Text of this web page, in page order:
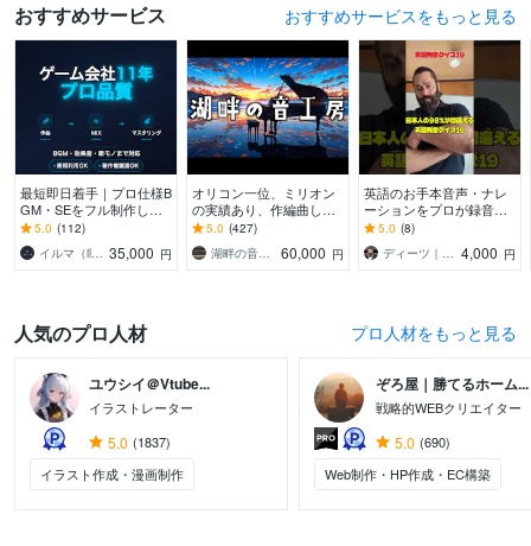
おすすめサービス おすすめサービスをもっと見る
最短即日着手｜プロ仕様B
GM・SEをフル制作しま
す ゲーム会社11年の実
績。高評価の丁寧な対応
で理想を形に。
5.0 (112)
35,000 円
オリコン一位、ミリオン
の実績あり、作編曲しま
す ピアノが特に得意で
す。ピアノアレンジはお
任せください。
5.0 (427)
60,000 円
英語のお手本音声・ナレ
ーションをプロが録音し
ます 【全国優勝9回コー
チ】声優歴20年のネイテ
ィブ
5.0 (8)
4,000 円
人気のプロ人材 プロ人材をもっと見る
ユウシイ＠Vtube...
イラストレーター
5.0 (1837)
イラスト作成・漫画制作
ぞろ屋｜勝てるホーム...
戦略的WEBクリエイター
5.0 (690)
Web制作・HP作成・EC構築